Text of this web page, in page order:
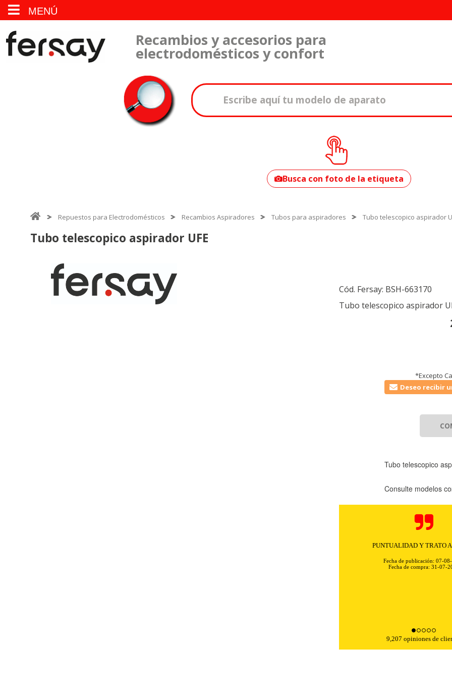
MENÚ
Recambios y accesorios para
electrodomésticos y confort
tu modelo?
Busca con foto de la etiqueta
Repuestos para Electrodomésticos Recambios Aspiradores Tubos para aspiradores Tubo telescopico aspirador
Tubo telescopico aspirador UFE
Cód. Fersay: BSH-663170
Tubo telescopico aspirador
*Excepto
Deseo recibir
Tubo telescopico
Consulte modelos
PUNTUALIDAD Y TRATO
Fecha de publicación: 07-
Fecha de compra: 31-07-
9,207 opiniones de
Estas cookies son necesarias para que el sitio web funcione y no se pueden desactivar en nuestros